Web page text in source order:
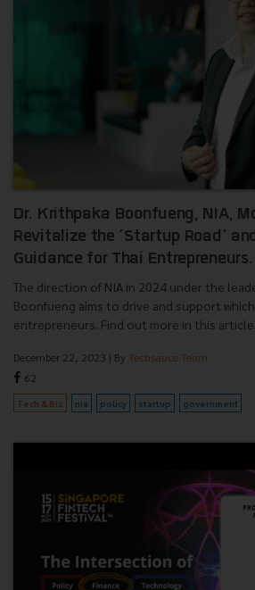
Dr. Krithpaka Boonfueng, NIA,
Revitalize the ’Startup Road’
Guidance for Thai Entrepreneurs.
The direction of NIA in 2024 under the
Boonfueng aims to drive and support
entrepreneurs. Find out more in this
December 22, 2023 | By Techsauce Team
62
Tech & Biz nia policy startup government